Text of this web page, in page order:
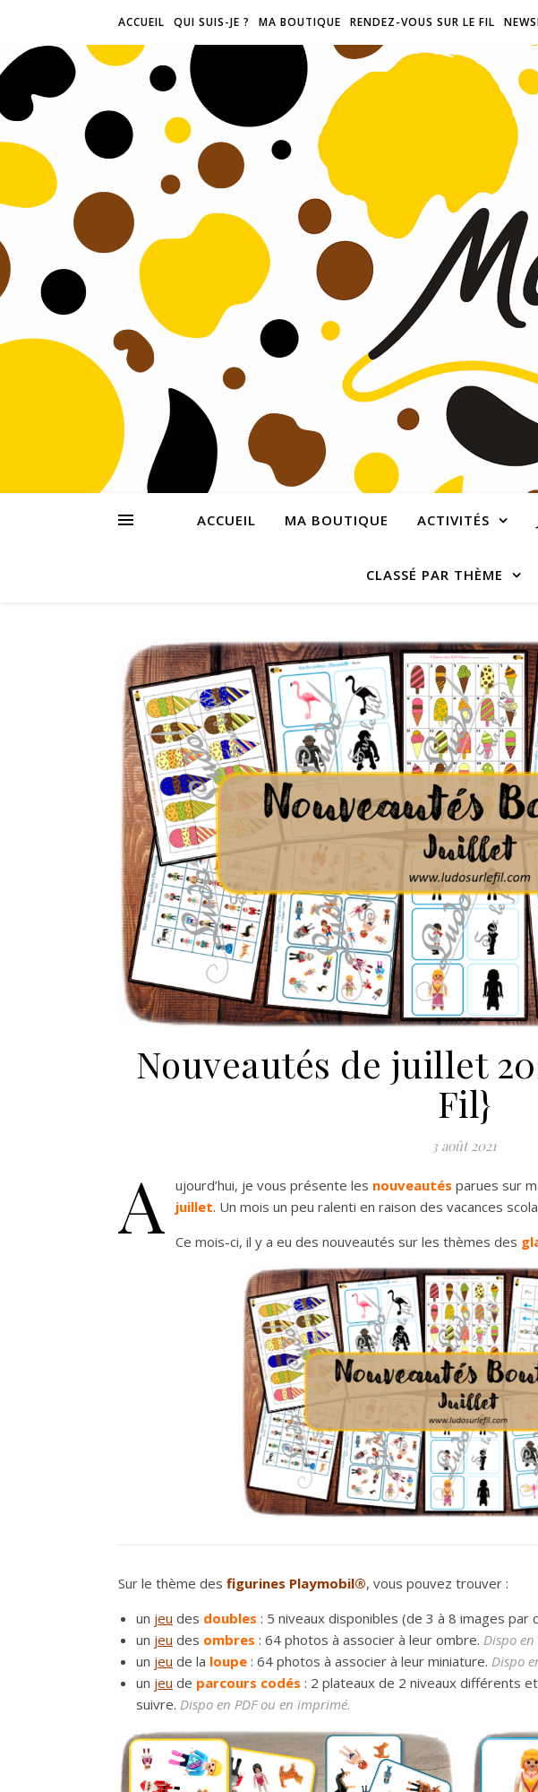
ACCUEIL QUI SUIS-JE ? MA BOUTIQUE RENDEZ-VOUS SUR LE FIL
ACCUEIL MA BOUTIQUE ACTIVITÉS
CLASSÉ PAR THÈME
Nouveautés de juillet
Fil}
3 août 2021
A ujourd’hui, je vous présente les nouveautés parues sur
juillet. Un mois un peu ralenti en raison des vacances
Ce mois-ci, il y a eu des nouveautés sur les thèmes des
Sur le thème des figurines Playmobil®, vous pouvez trouver :
un jeu des doubles : 5 niveaux disponibles (de 3 à 8 images par
un jeu des ombres : 64 photos à associer à leur ombre. Dispo
un jeu de la loupe : 64 photos à associer à leur miniature. Dispo
un jeu de parcours codés : 2 plateaux de 2 niveaux différents
suivre. Dispo en PDF ou en imprimé.